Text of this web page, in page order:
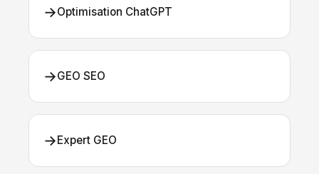
→Optimisation ChatGPT
→GEO SEO
→Expert GEO